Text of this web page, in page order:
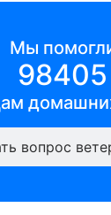
Мы
98405
вопрос